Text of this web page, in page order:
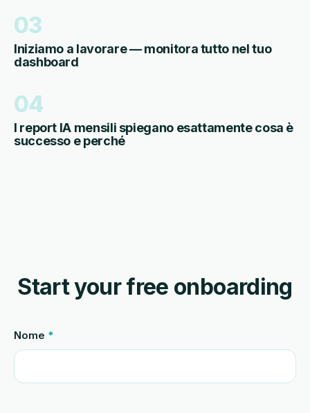
03
Iniziamo a lavorare — monitora tutto nel tuo
dashboard
04
I report IA mensili spiegano esattamente cosa è
successo e perché
Start your free onboarding
Nome *